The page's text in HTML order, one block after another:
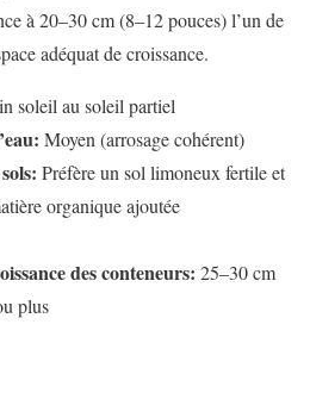
à 20–30 cm (8–12 pouces) l’un de
adéquat de croissance.
soleil au soleil partiel
Moyen (arrosage cohérent)
Préfère un sol limoneux fertile et
organique ajoutée
des conteneurs: 25–30 cm
plus